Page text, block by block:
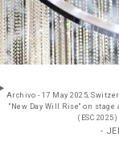
Archivo - 17 May 2025,
"New Day Will Rise" on
(ESC
-